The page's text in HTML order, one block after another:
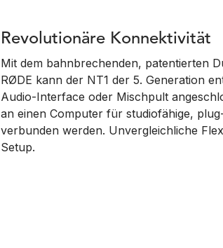
Revolutionäre Konnektivität
Mit dem bahnbrechenden, patentierten
RØDE kann der NT1 der 5. Generation
Audio-Interface oder Mischpult
an einen Computer für studiofähige,
verbunden werden. Unvergleichliche
Setup.